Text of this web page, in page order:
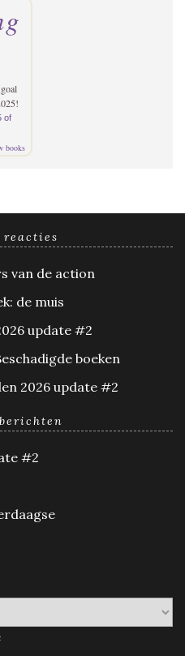
of
books
reacties
van de action
de muis
update #2
boeken
2026 update #2
#2